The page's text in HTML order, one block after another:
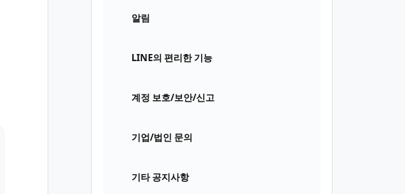
알림
LINE의 편리한 기능
계정 보호/보안/신고
기업/법인 문의
기타 공지사항